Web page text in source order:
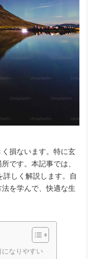
損ないます。特に玄
です。本記事では、
詳しく解説します。自
を学んで、快適な生
なりやすい